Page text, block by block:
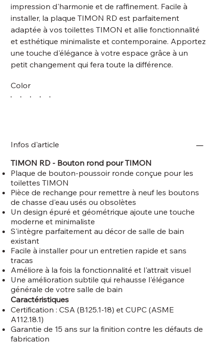
impression d'harmonie et de raffinement. Facile à
installer, la plaque TIMON RD est parfaitement
adaptée à vos toilettes TIMON et allie fonctionnalité
et esthétique minimaliste et contemporaine. Apportez
une touche d'élégance à votre espace grâce à un
petit changement qui fera toute la différence.
Color
Infos d'article
TIMON RD - Bouton rond pour TIMON
Plaque de bouton-poussoir ronde conçue pour les
toilettes TIMON
Pièce de rechange pour remettre à neuf les boutons
de chasse d'eau usés ou obsolètes
Un design épuré et géométrique ajoute une touche
moderne et minimaliste
S'intègre parfaitement au décor de salle de bain
existant
Facile à installer pour un entretien rapide et sans
tracas
Améliore à la fois la fonctionnalité et l'attrait visuel
Une amélioration subtile qui rehausse l'élégance
générale de votre salle de bain
Caractéristiques
Certification : CSA (B125.1-18) et CUPC (ASME
A112.18.1)
Garantie de 15 ans sur la finition contre les défauts de
fabrication